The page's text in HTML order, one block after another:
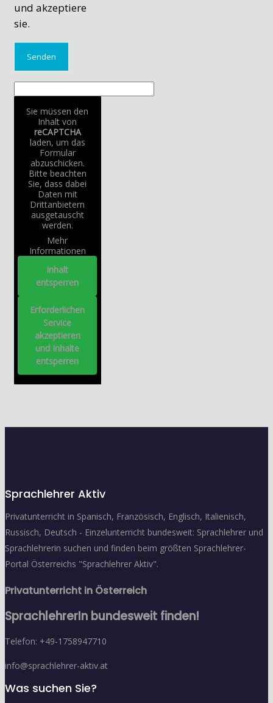
und akzeptiere
sie.
Sie müssen den
Inhalt von
reCAPTCHA
laden, um das
Formular
abzuschicken.
Bitte beachten
Sie, dass dabei
Daten mit
Drittanbietern
ausgetauscht
werden.
Mehr
Informationen
Inhalt
entsperren
Erforderlichen
Service
akzeptieren
und Inhalte
entsperren
Sprachlehrer Aktiv
Privatunterricht in Spanisch, Französisch, Englisch, Italienisch,
Russisch, Deutsch - Einzelunterricht bundesweit: Sprachlehrer und
Sprachlehrerin suchen und finden beim größten Sprachlehrer-
Portal Österreichs "Sprachlehrer Aktiv".
Privatunterricht in Österreich
SprachlehrerIn bundesweit finden!
Telefon: +49-1758947710
info@sprachlehrer-aktiv.at
Was suchen Sie?